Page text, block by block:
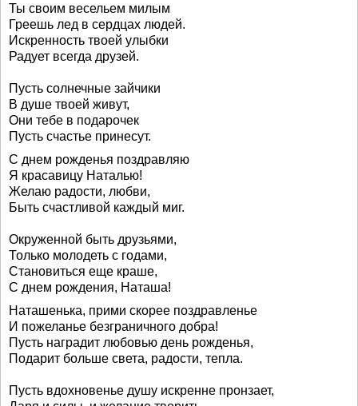
Ты своим весельем милым
Греешь лед в сердцах людей.
Искренность твоей улыбки
Радует всегда друзей.
Пусть солнечные зайчики
В душе твоей живут,
Они тебе в подарочек
Пусть счастье принесут.
С днем рожденья поздравляю
Я красавицу Наталью!
Желаю радости, любви,
Быть счастливой каждый миг.
Окруженной быть друзьями,
Только молодеть с годами,
Становиться еще краше,
С днем рождения, Наташа!
Наташенька, прими скорее поздравленье
И пожеланье безграничного добра!
Пусть наградит любовью день рожденья,
Подарит больше света, радости, тепла.
Пусть вдохновенье душу искренне пронзает,